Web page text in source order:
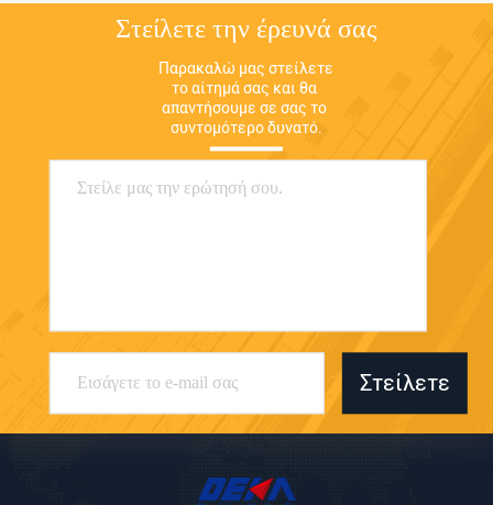
Στείλετε την έρευνά σας
Παρακαλώ μας στείλετε
το αίτημά σας και θα
απαντήσουμε σε σας το
συντομότερο δυνατό.
Στείλετε